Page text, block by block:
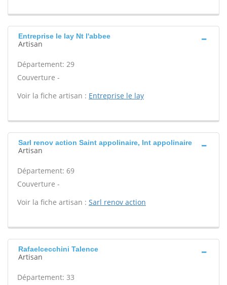
Entreprise le lay Nt l'abbee
Artisan
Département: 29
Couverture -
Voir la fiche artisan : Entreprise le lay
Sarl renov action Saint appolinaire, Int appolinaire
Artisan
Département: 69
Couverture -
Voir la fiche artisan : Sarl renov action
Rafaelcecchini Talence
Artisan
Département: 33